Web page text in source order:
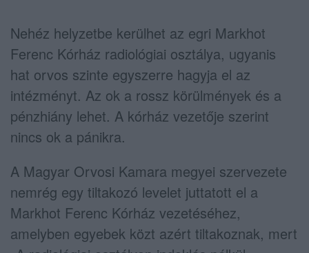
Nehéz helyzetbe kerülhet az egri Markhot
Ferenc Kórház radiológiai osztálya, ugyanis
hat orvos szinte egyszerre hagyja el az
intézményt. Az ok a rossz körülmények és a
pénzhiány lehet. A kórház vezetője szerint
nincs ok a pánikra.
A Magyar Orvosi Kamara megyei szervezete
nemrég egy tiltakozó levelet juttatott el a
Markhot Ferenc Kórház vezetéséhez,
amelyben egyebek közt azért tiltakoznak, mert